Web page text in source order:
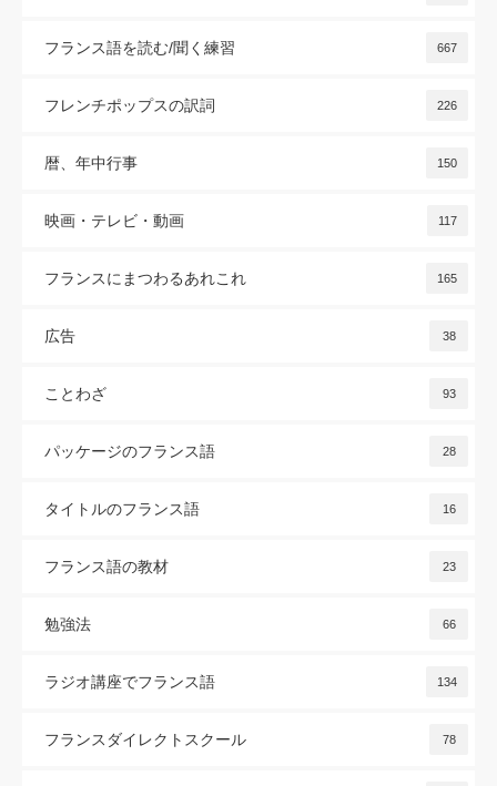
フランス語を読む/聞く練習 667
フレンチポップスの訳詞 226
暦、年中行事 150
映画・テレビ・動画 117
フランスにまつわるあれこれ 165
広告 38
ことわざ 93
パッケージのフランス語 28
タイトルのフランス語 16
フランス語の教材 23
勉強法 66
ラジオ講座でフランス語 134
フランスダイレクトスクール 78